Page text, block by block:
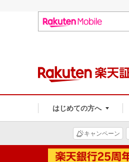
はじめての方へ
キャンペーン